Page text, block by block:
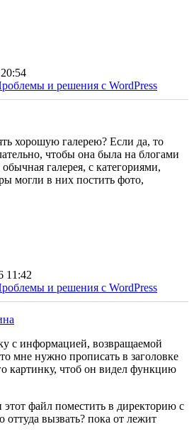
и решения с WordPress
хорошую галерею? Если да, то
чтобы она была на блогами
галерея, с категориями,
могли в них постить фото,
11:42
и решения с WordPress
с информацией, возвращаемой
мне нужно прописать в заголовке
картинку, чтоб он видел функцию
файл поместить в директорию с
оттуда вызвать? пока от лежит